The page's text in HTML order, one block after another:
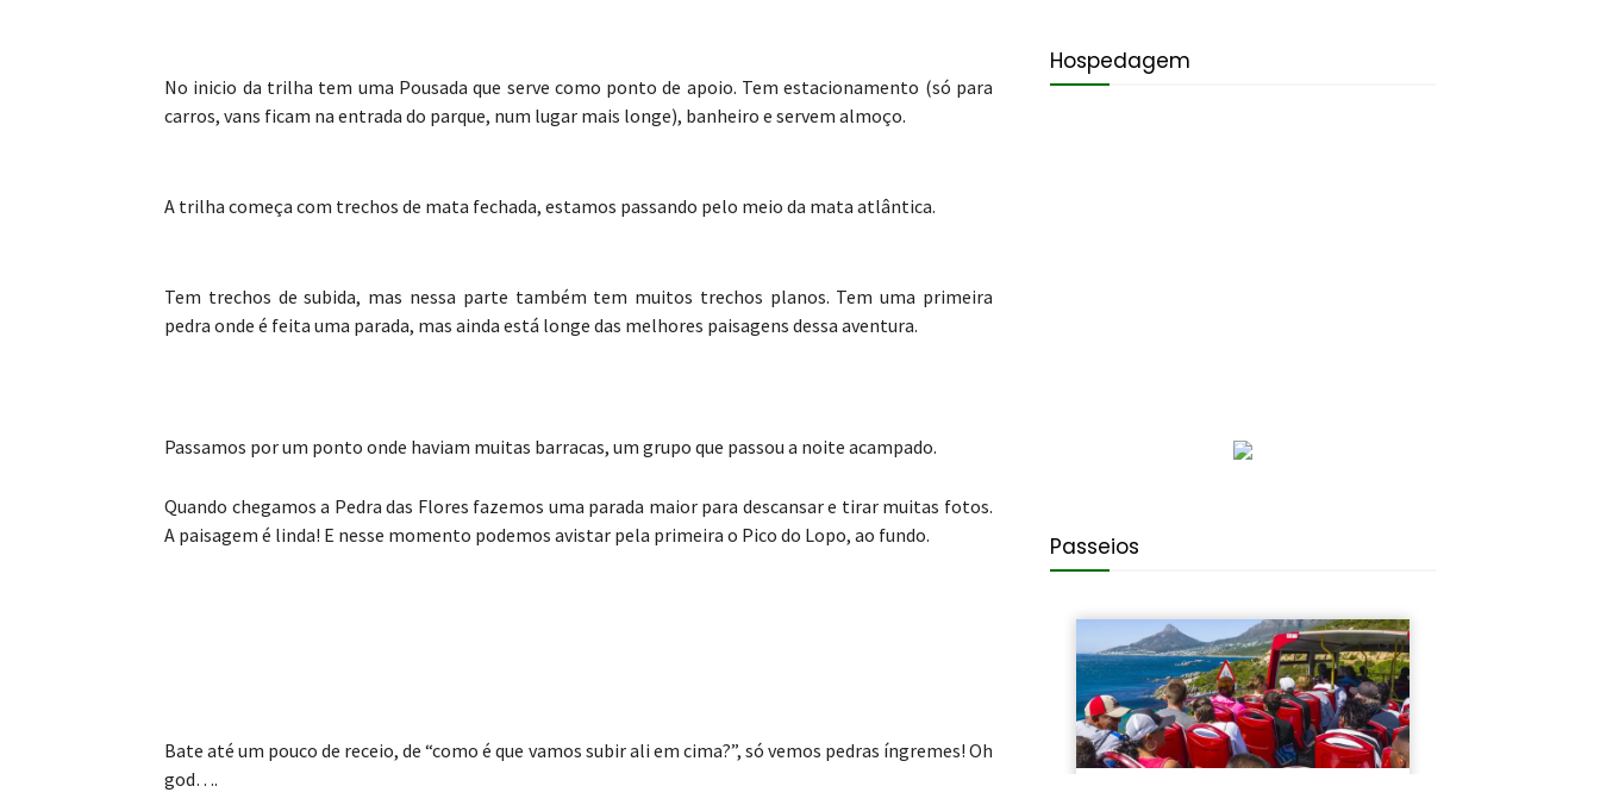
No inicio da trilha tem uma Pousada que serve como ponto de apoio. Tem estacionamento (só para
carros, vans ficam na entrada do parque, num lugar mais longe), banheiro e servem almoço.
A trilha começa com trechos de mata fechada, estamos passando pelo meio da mata atlântica.
Tem trechos de subida, mas nessa parte também tem muitos trechos planos. Tem uma primeira
pedra onde é feita uma parada, mas ainda está longe das melhores paisagens dessa aventura.
Passamos por um ponto onde haviam muitas barracas, um grupo que passou a noite acampado.
Quando chegamos a Pedra das Flores fazemos uma parada maior para descansar e tirar muitas fotos.
A paisagem é linda! E nesse momento podemos avistar pela primeira o Pico do Lopo, ao fundo.
Bate até um pouco de receio, de “como é que vamos subir ali em cima?”, só vemos pedras íngremes! Oh
god….
Hospedagem
Passeios